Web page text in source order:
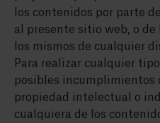
los contenidos por parte
al presente sitio web, o
los mismos de cualquier
Para realizar cualquier
posibles incumplimientos
propiedad intelectual o
cualquiera de los